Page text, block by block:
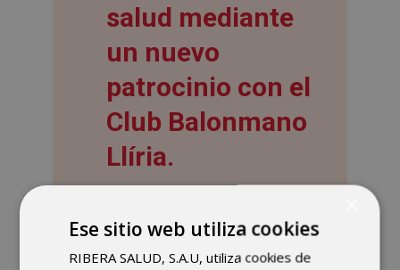
salud mediante
un nuevo
patrocinio con el
Club Balonmano
Llíria.
por la unión entre deporte y salud
tras firmar un acuerdo de patrocinio
con elClub Balonmano Llíria. Gracias
Ese sitio web utiliza cookies
RIBERA SALUD, S.A.U, utiliza cookies de